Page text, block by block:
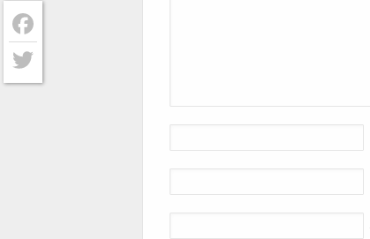
Facebook
Twitter